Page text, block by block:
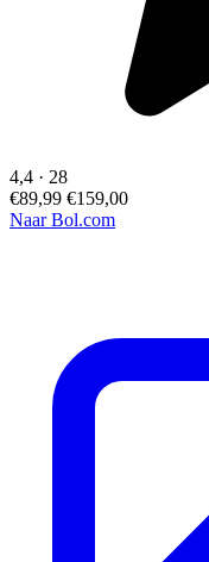
4,4 · 28
€89,99 €159,00
Naar Bol.com